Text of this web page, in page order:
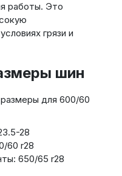
работы. Это
грязи и
шин
для 600/60
28
60 r28
650/65 r28